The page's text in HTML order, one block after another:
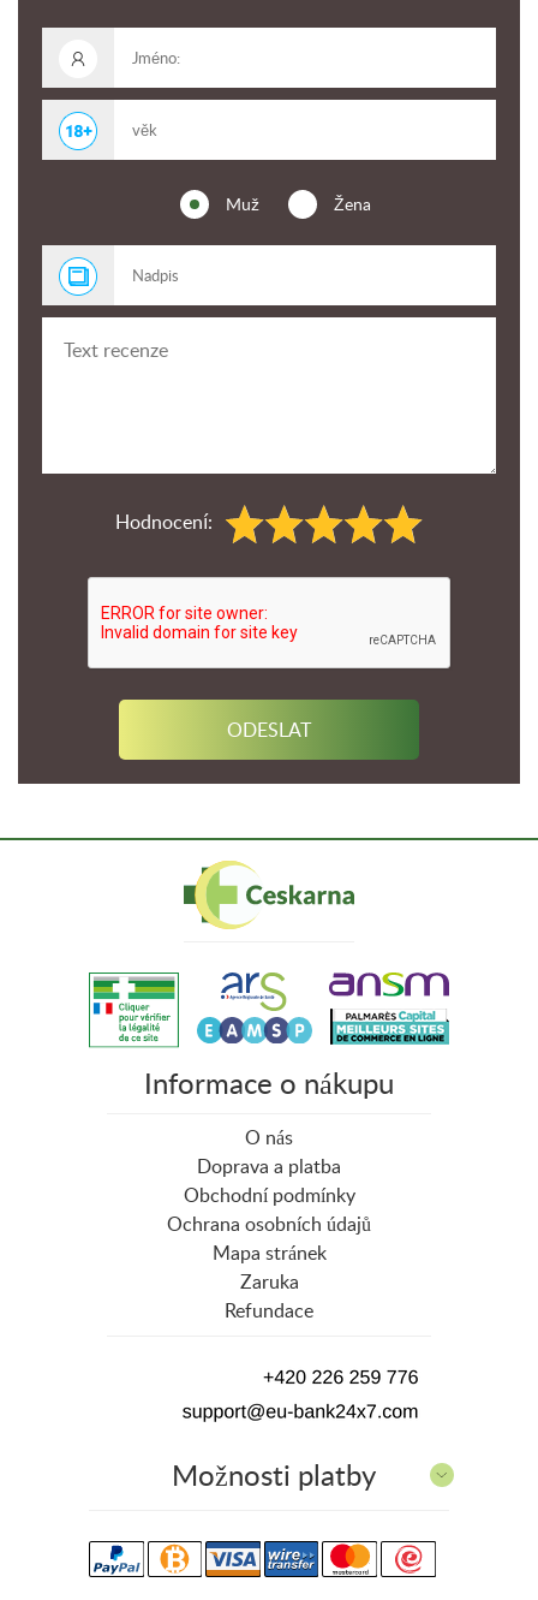
Muž Žena
Hodnocení:
Informace o nákupu
O nás
Doprava a platba
Obchodní podmínky
Ochrana osobních údajů
Mapa stránek
Zaruka
Refundace
Možnosti platby